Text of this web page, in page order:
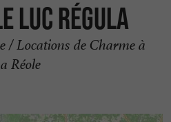
Luc Régula
/ Locations de Charme à
Réole